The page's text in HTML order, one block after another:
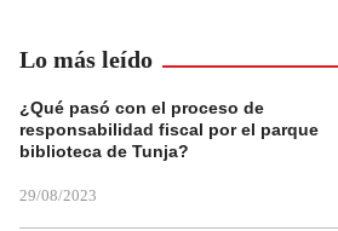
Lo más leído
¿Qué pasó con el proceso de
responsabilidad fiscal por el parque
biblioteca de Tunja?
29/08/2023